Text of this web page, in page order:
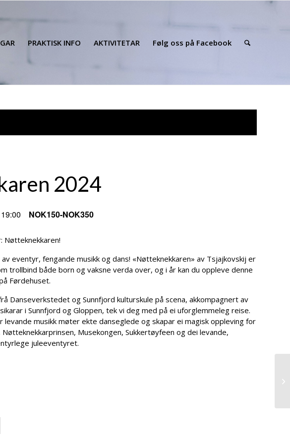
PRAKTISK INFO AKTIVITETAR Følg oss på Facebook
2024
19:00 NOK150-NOK350
eventyr, fengande musikk og dans! «Nøtteknekkaren» av Tsjajkovskij er
trollbind både born og vaksne verda over, og i år kan du oppleve denne
Førdehuset.
Danseverkstedet og Sunnfjord kulturskule på scena, akkompagnert av
i Sunnfjord og Gloppen, tek vi deg med på ei uforglemmeleg reise.
levande musikk møter ekte danseglede og skapar ei magisk oppleving for
Musekongen, Sukkertøyfeen og dei levande,
juleeventyret.